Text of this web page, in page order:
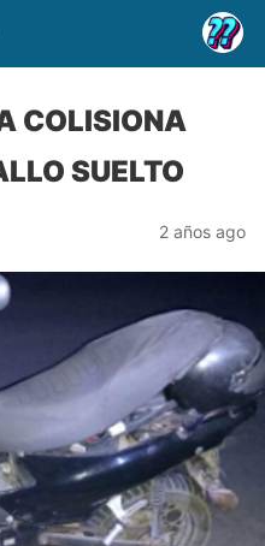
COLISIONA
SUELTO
2 años ago